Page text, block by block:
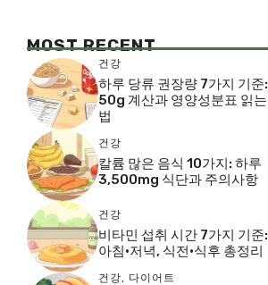
MOST RECENT
건강
하루 당류 권장량 7가지 기준:
50g 계산과 영양성분표 읽는
법
건강
칼륨 많은 음식 10가지: 하루
3,500mg 식단과 주의사항
건강
비타민 섭취 시간 7가지 기준:
아침·저녁, 식전·식후 총정리
건강, 다이어트